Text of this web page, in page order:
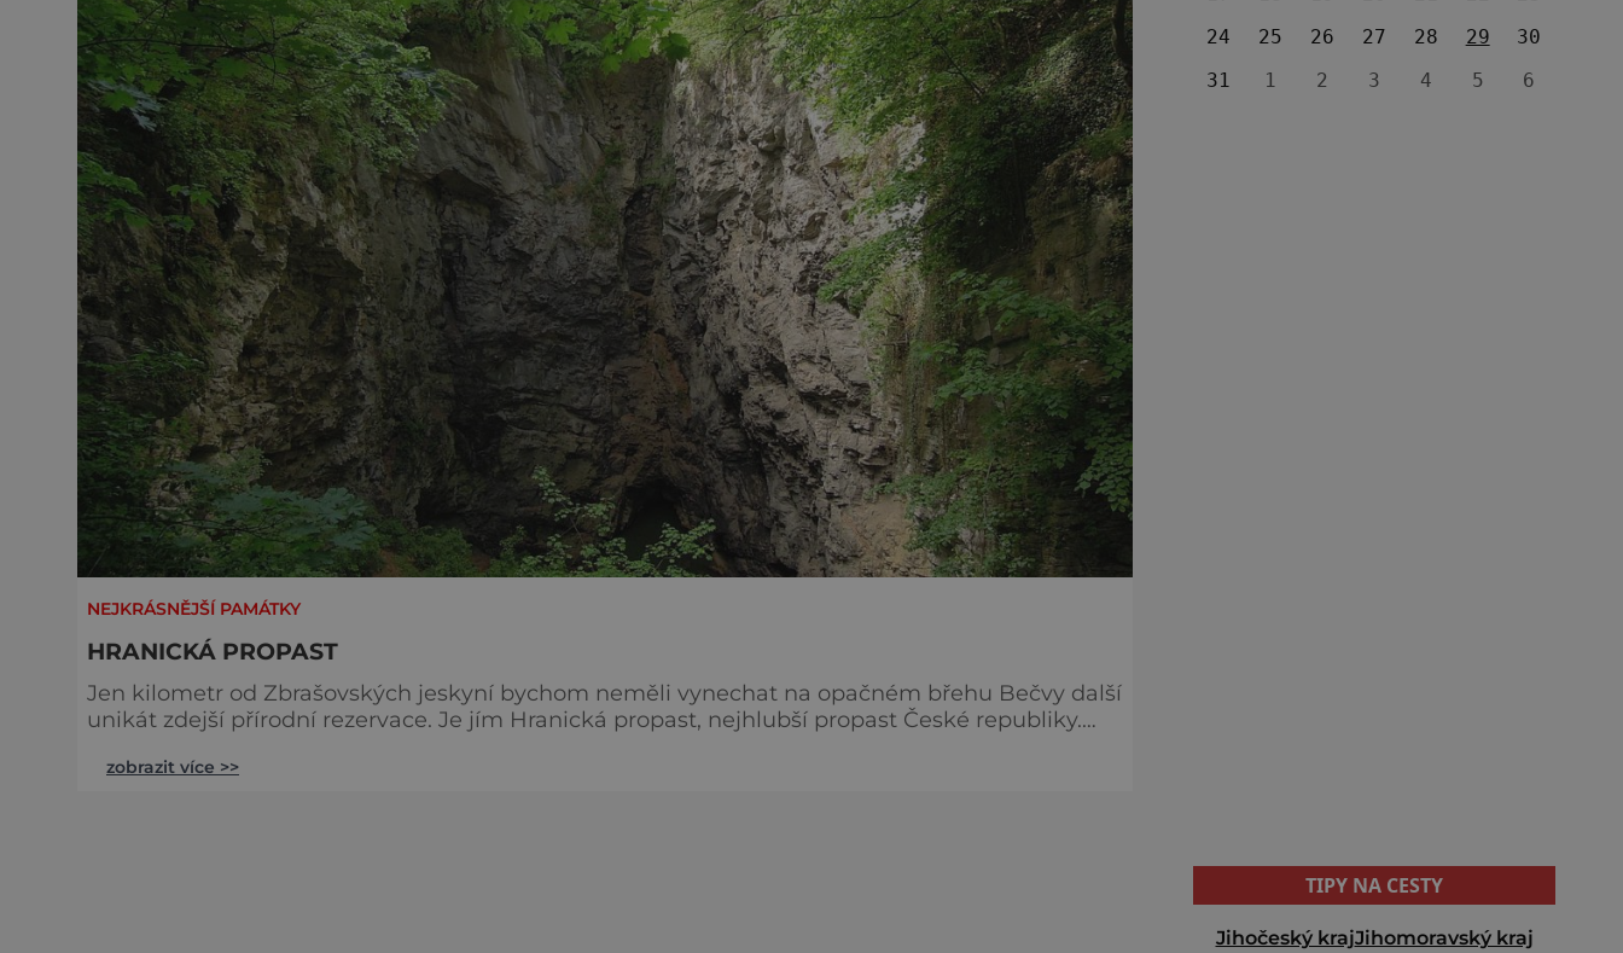
NEJKRÁSNĚJŠÍ PAMÁTKY
HRANICKÁ PROPAST
Jen kilometr od Zbrašovských jeskyní bychom neměli vynechat na opačném břehu Bečvy další
unikát zdejší přírodní rezervace. Je jím Hranická propast, nejhlubší propast České republiky.
obětoval se tak, aby do propasti zřítili také jeho pronásledovatelé z řad zrádných velmožů. Na
zobrazit více >>
24
25 26 27 28 29
30
31
1 2 3 4 5 6
TIPY NA CESTY
Jihočeský krajJihomoravský kraj